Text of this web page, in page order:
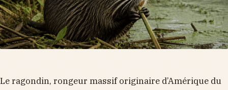
Le ragondin, rongeur massif originaire d’Amérique du